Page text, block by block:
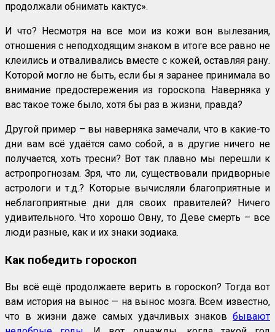
продолжали обнимать кактус».
И что? Несмотря на все мои из кожи вон вылезания,
отношения с неподходящим знаком в итоге все равно не
клеились и отваливались вместе с кожей, оставляя рану.
Которой могло не быть, если бы я заранее принимала во
внимание предостережения из гороскопа. Наверняка у
вас такое тоже было, хотя бы раз в жизни, правда?
Другой пример – вы наверняка замечали, что в какие-то
дни вам всё удаётся само собой, а в другие ничего не
получается, хоть тресни? Вот так плавно мы перешли к
астропрогнозам. Зря, что ли, существовали придворные
астрологи и т.д.? Которые вычисляли благоприятные и
неблагоприятные дни для своих правителей? Ничего
удивительного. Что хорошо Овну, то Деве смерть – все
люди разные, как и их знаки зодиака.
Как победить гороскоп
Вы всё ещё продолжаете верить в гороскоп? Тогда вот
вам история на вынос — на вынос мозга. Всем известно,
что в жизни даже самых удачливых знаков бывают